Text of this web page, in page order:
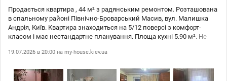
Продається квартира , 44 м² з радянським ремонтом. Розташована
в спальному районі Північно-Броварський Масив, вул. Малишка
Андрія, Київ. Квартира знаходиться на 5/12 поверсі з комфорт-
класом і має нестандартне планування. Площа кухні 5.90 м². Не
столиці! Чекаємо на ваш дзвінок!
19.07.2026 в 20:00 на my-house.kiev.ua